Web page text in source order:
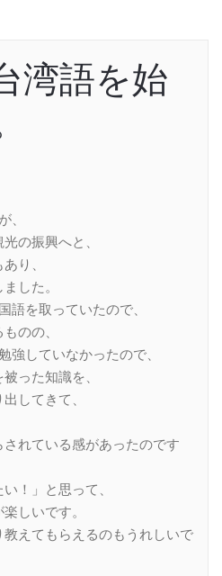
湾語を始
、
の振興へと、
り、
した。
語を取っていたので、
のの、
強していなかったので、
った知識を、
してきて、
れている感があったのです
！」と思って、
しいです。
えてもらえるのもうれしいで